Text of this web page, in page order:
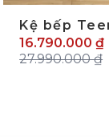
Kệ bếp
16.790.000 ₫
27.990.000 ₫